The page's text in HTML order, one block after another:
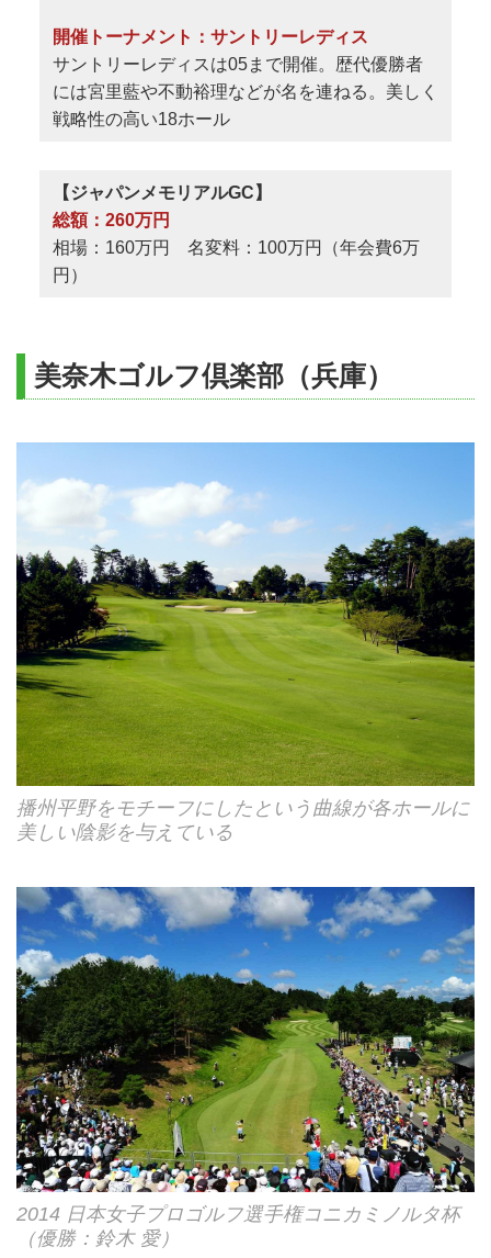
開催トーナメント：サントリーレディス
サントリーレディスは05まで開催。歴代優勝者
には宮里藍や不動裕理などが名を連ねる。美しく
戦略性の高い18ホール
【ジャパンメモリアルGC】
総額：260万円
相場：160万円 名変料：100万円（年会費6万
円）
美奈木ゴルフ倶楽部（兵庫）
播州平野をモチーフにしたという曲線が各ホールに
美しい陰影を与えている
2014 日本女子プロゴルフ選手権コニカミノルタ杯
（優勝：鈴木 愛）